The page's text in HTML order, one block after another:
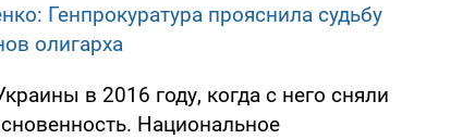
Генпрокуратура прояснила судьбу
олигарха
в 2016 году, когда с него сняли
Национальное